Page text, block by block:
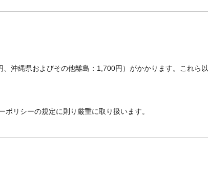
沖縄県およびその他離島：1,700円）がかかります。これら
リシーの規定に則り厳重に取り扱います。